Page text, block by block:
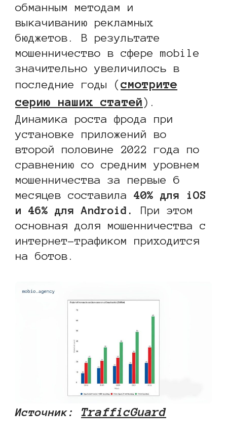
обманным методам и
выкачиванию рекламных
бюджетов. В результате
мошенничество в сфере mobile
значительно увеличилось в
последние годы ( смотрите
серию наших статей).
Динамика роста фрода при
установке приложений во
второй половине 2022 года по
сравнению со средним уровнем
мошенничества за первые 6
месяцев составила 40% для iOS
и 46% для Android. При этом
основная доля мошенничества с
интернет-трафиком приходится
на ботов.
Источник: TrafficGuard